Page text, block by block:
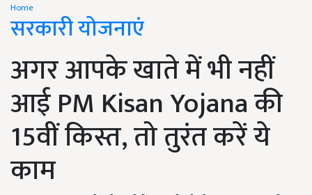
Home
सरकारी योजनाएं
अगर आपके खाते में भी नहीं
आई PM Kisan Yojana की
15वीं किस्त, तो तुरंत करें ये
काम